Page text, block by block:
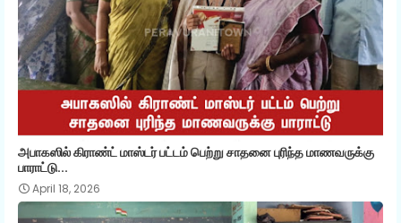
அபாகஸில் கிராண்ட் மாஸ்டர் பட்டம் பெற்று சாதனை புரிந்த மாணவருக்கு
பாராட்டு...
April 18, 2026